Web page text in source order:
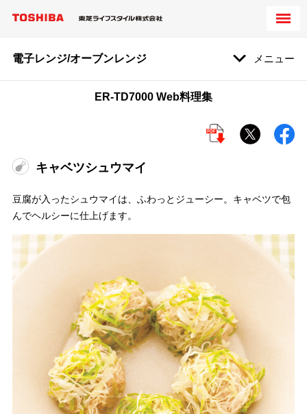
電子レンジ/オーブンレンジ メニュー
ER-TD7000 Web料理集
キャベツシュウマイ
豆腐が入ったシュウマイは、ふわっとジューシー。キャベツで包
んでヘルシーに仕上げます。